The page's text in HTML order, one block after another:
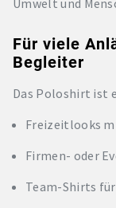
Umwelt und
Für viele
Begleiter
Das Poloshirt ist
Freizeitlooks
Firmen- oder
Team-Shirts